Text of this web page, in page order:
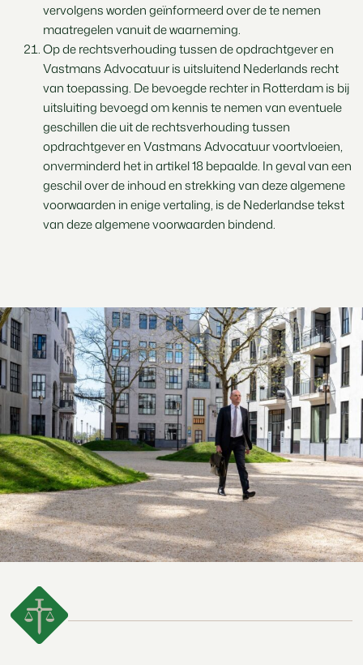
vervolgens worden geïnformeerd over de te nemen
maatregelen vanuit de waarneming.
Op de rechtsverhouding tussen de opdrachtgever en
Vastmans Advocatuur is uitsluitend Nederlands recht
van toepassing. De bevoegde rechter in Rotterdam is bij
uitsluiting bevoegd om kennis te nemen van eventuele
geschillen die uit de rechtsverhouding tussen
opdrachtgever en Vastmans Advocatuur voortvloeien,
onverminderd het in artikel 18 bepaalde. In geval van een
geschil over de inhoud en strekking van deze algemene
voorwaarden in enige vertaling, is de Nederlandse tekst
van deze algemene voorwaarden bindend.